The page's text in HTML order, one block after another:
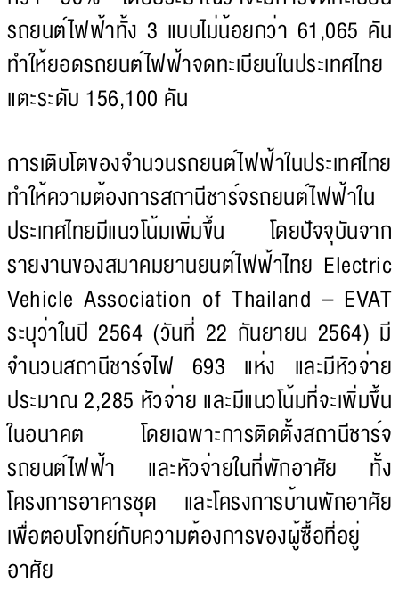
รถยนต์ไฟฟ้าทั้ง 3 แบบไม่น้อยกว่า 61,065 คัน
ทำให้ยอดรถยนต์ไฟฟ้าจดทะเบียนในประเทศไทย
แตะระดับ 156,100 คัน
การเติบโตของจำนวนรถยนต์ไฟฟ้าในประเทศไทย
ทำให้ความต้องการสถานีชาร์จรถยนต์ไฟฟ้าใน
ประเทศไทยมีแนวโน้มเพิ่มขึ้น โดยปัจจุบันจาก
รายงานของสมาคมยานยนต์ไฟฟ้าไทย Electric
Vehicle Association of Thailand – EVAT
ระบุว่าในปี 2564 (วันที่ 22 กันยายน 2564) มี
จำนวนสถานีชาร์จไฟ 693 แห่ง และมีหัวจ่าย
ประมาณ 2,285 หัวจ่าย และมีแนวโน้มที่จะเพิ่มขึ้น
ในอนาคต โดยเฉพาะการติดตั้งสถานีชาร์จ
รถยนต์ไฟฟ้า และหัวจ่ายในที่พักอาศัย ทั้ง
โครงการอาคารชุด และโครงการบ้านพักอาศัย
เพื่อตอบโจทย์กับความต้องการของผู้ซื้อที่อยู่
อาศัย